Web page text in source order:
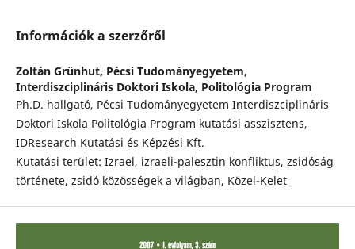
Információk a szerzőről
Zoltán Grünhut, Pécsi Tudományegyetem,
Interdiszciplináris Doktori Iskola, Politológia Program
Ph.D. hallgató, Pécsi Tudományegyetem Interdiszciplináris
Doktori Iskola Politológia Program kutatási asszisztens,
IDResearch Kutatási és Képzési Kft.
Kutatási terület: Izrael, izraeli-palesztin konfliktus, zsidóság
története, zsidó közösségek a világban, Közel-Kelet